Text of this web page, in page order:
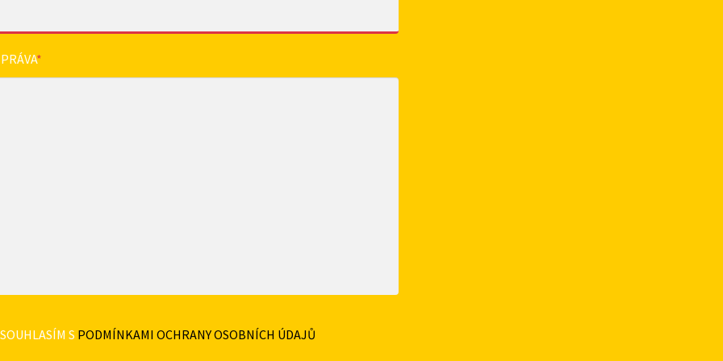
*
SOUHLASÍM S PODMÍNKAMI OCHRANY OSOBNÍCH ÚDAJŮ